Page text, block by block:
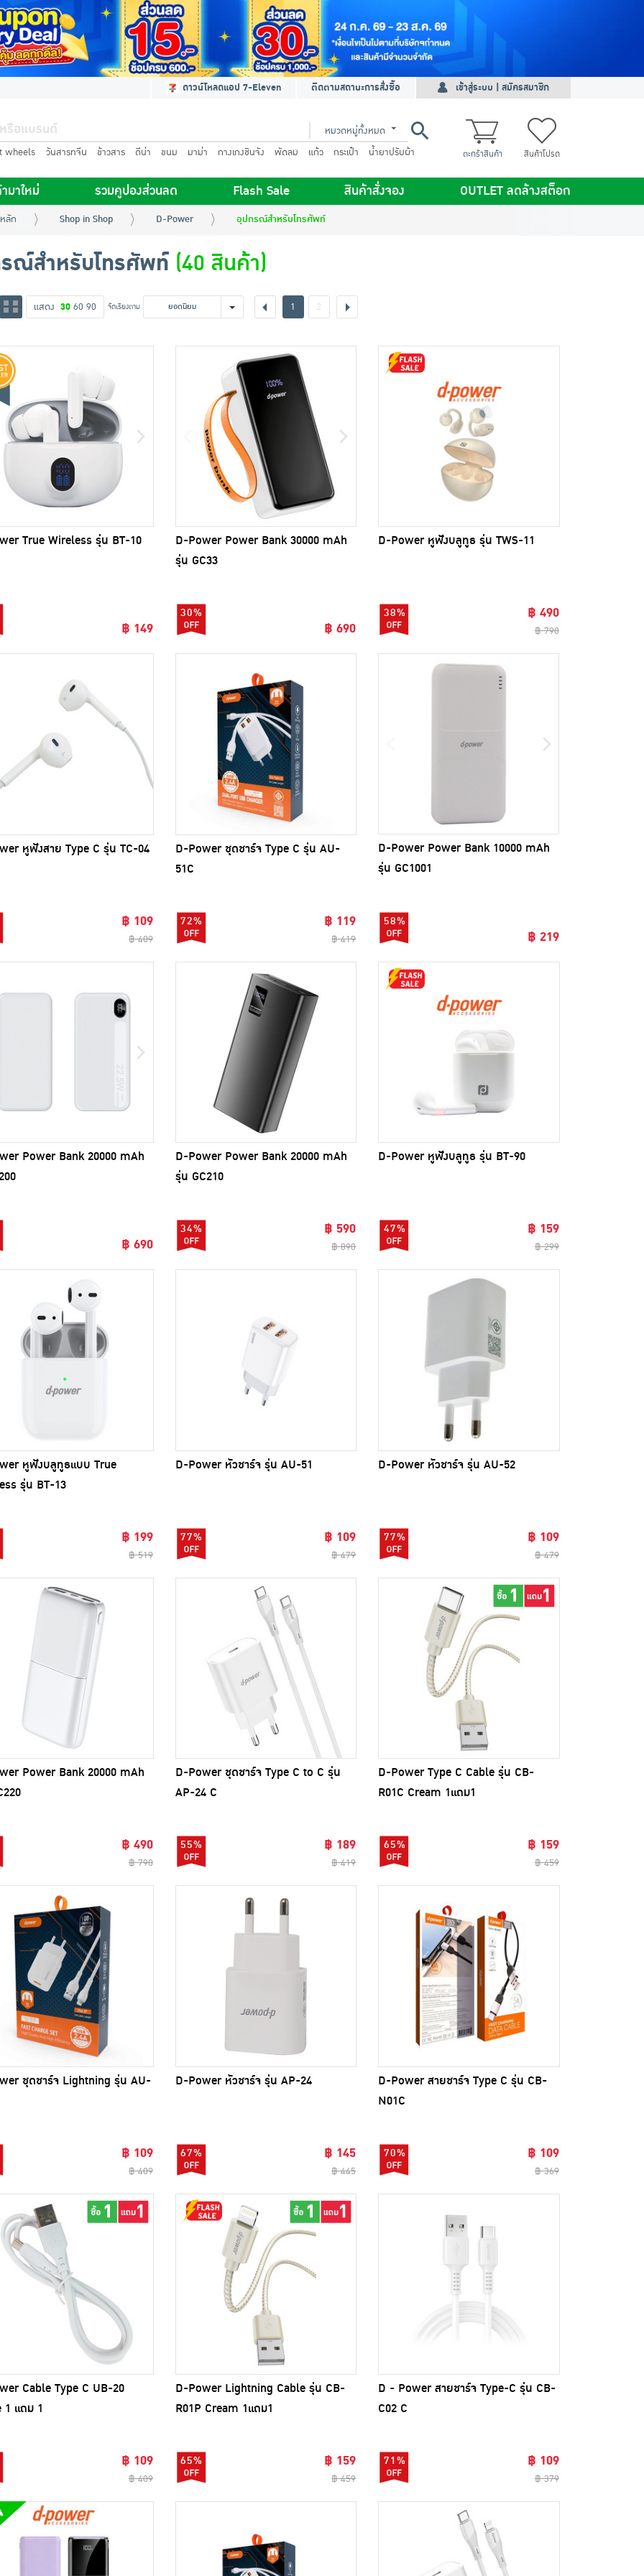
ดาวน์โหลดแอป 7-Eleven ติดตามสถานะการสั่งซื้อ เข้าสู่ระบบ | สมัครสมาชิก
หมวดหมู่ทั้งหมด
wheels วันสารทจีน ข้าวสาร ดีน่า ขนม มาม่า กางเกงชินจัง พัดลม แก้ว กระเป๋า
น้ำยาปรับผ้า
ตะกร้าสินค้า สินค้าโปรด
มาใหม่ รวมคูปองส่วนลด Flash Sale สินค้าสั่งจอง OUTLET ลดล้างสต็อก
ลัก Shop in Shop D-Power อุปกรณ์สำหรับโทรศัพท์
ณ์สำหรับโทรศัพท์(40 สินค้า)
แสดง 30 60 90 จัดเรียงตาม ยอดนิยม 1 2
True Wireless รุ่น BT-10
฿ 149
D-Power Power Bank 30000 mAh
รุ่น GC33
30%
฿ 690
D-Power หูฟังบลูทูธ รุ่น TWS-11
38% ฿ 490
฿ 790
หูฟังสาย Type C รุ่น TC-04
฿ 109
฿ 409
D-Power ชุดชาร์จ Type C รุ่น AU-
51C
72% ฿ 119
฿ 419
D-Power Power Bank 10000 mAh
รุ่น GC1001
58%
฿ 219
Power Bank 20000 mAh
฿ 690
D-Power Power Bank 20000 mAh
รุ่น GC210
34% ฿ 590
฿ 890
D-Power หูฟังบลูทูธ รุ่น BT-90
47% ฿ 159
฿ 299
หูฟังบลูทูธแบบ True
รุ่น BT-13
฿ 199
฿ 519
D-Power หัวชาร์จ รุ่น AU-51
77% ฿ 109
฿ 479
D-Power หัวชาร์จ รุ่น AU-52
77% ฿ 109
฿ 479
Power Bank 20000 mAh
฿ 490
฿ 790
D-Power ชุดชาร์จ Type C to C รุ่น
AP-24 C
55% ฿ 189
฿ 419
D-Power Type C Cable รุ่น CB-
R01C Cream 1แถม1
65% ฿ 159
฿ 459
ชุดชาร์จ Lightning รุ่น AU-
฿ 109
฿ 409
D-Power หัวชาร์จ รุ่น AP-24
67% ฿ 145
฿ 445
D-Power สายชาร์จ Type C รุ่น CB-
N01C
70% ฿ 109
฿ 369
Cable Type C UB-20
1 แถม 1
฿ 109
฿ 409
D-Power Lightning Cable รุ่น CB-
R01P Cream 1แถม1
65% ฿ 159
฿ 459
D - Power สายชาร์จ Type-C รุ่น CB-
C02 C
71% ฿ 109
฿ 379